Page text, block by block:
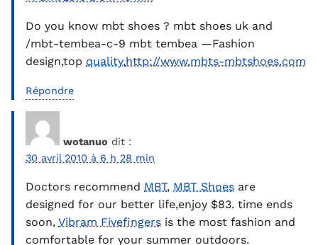
Do you know mbt shoes ? mbt shoes uk and
/mbt-tembea-c-9 mbt tembea —Fashion
design,top quality.http://www.mbts-mbtshoes.com
Répondre
wotanuo dit :
30 avril 2010 à 6 h 28 min
Doctors recommend MBT, MBT Shoes are
designed for our better life,enjoy $83. time ends
soon, Vibram Fivefingers is the most fashion and
comfortable for your summer outdoors.